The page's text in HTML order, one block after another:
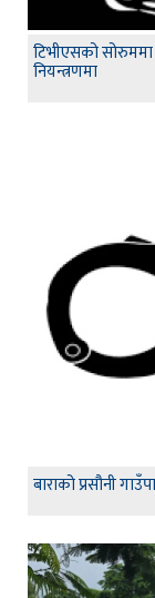
टिभीएसको सोरुममा
नियन्त्रणमा
बाराको प्रसौनी